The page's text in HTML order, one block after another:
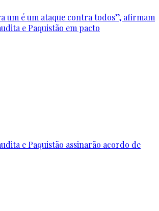
um é um ataque contra todos”, afirmam
e Paquistão em pacto
e Paquistão assinarão acordo de